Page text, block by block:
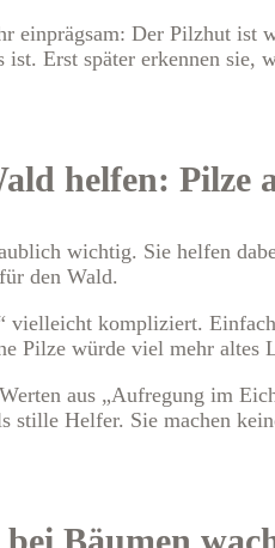
einprägsam: Der Pilzhut ist
ist. Erst später erkennen
helfen:
wichtig. Sie helfen
den Wald.
vielleicht kompliziert.
Pilze würde viel mehr altes
aus „Aufregung im
stille Helfer. Sie machen
Bäumen